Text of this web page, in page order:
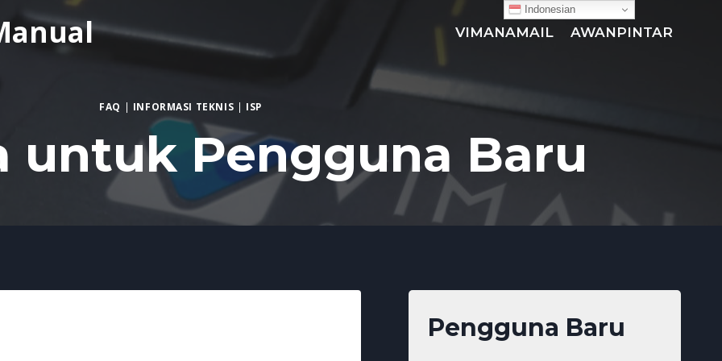
VIMANAMAIL AWANPINTAR
FAQ | INFORMASI TEKNIS | ISP
untuk Pengguna Baru
Pengguna Baru
Indonesian